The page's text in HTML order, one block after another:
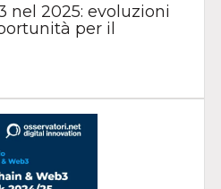
nel 2025: evoluzioni
per il